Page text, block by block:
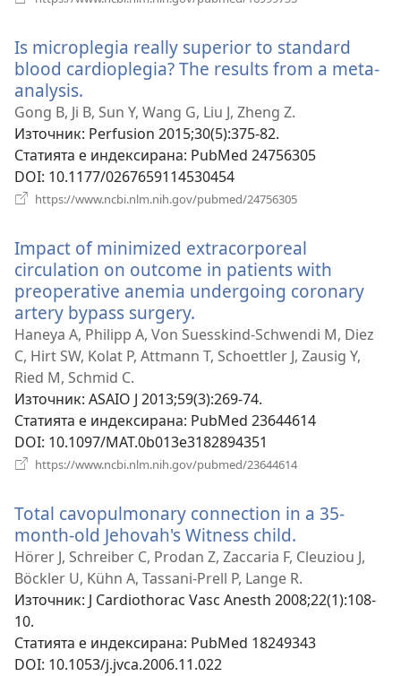
Is microplegia really superior to standard
blood cardioplegia? The results from a meta-
analysis.
нов
прозорец)
Gong B, Ji B, Sun Y, Wang G, Liu J, Zheng Z.
Източник‎: Perfusion 2015;30(5):375-82.
Статията е индексирана‎: PubMed 24756305
DOI‎: 10.1177/0267659114530454
https://www.ncbi.nlm.nih.gov/pubmed/24756305
Impact of minimized extracorporeal
circulation on outcome in patients with
preoperative anemia undergoing coronary
artery bypass surgery.
нов
прозорец)
Haneya A, Philipp A, Von Suesskind-Schwendi M, Diez
C, Hirt SW, Kolat P, Attmann T, Schoettler J, Zausig Y,
Ried M, Schmid C.
Източник‎: ASAIO J 2013;59(3):269-74.
Статията е индексирана‎: PubMed 23644614
DOI‎: 10.1097/MAT.0b013e3182894351
https://www.ncbi.nlm.nih.gov/pubmed/23644614
Total cavopulmonary connection in a 35-
month-old Jehovah's Witness child.
нов
прозорец)
Hörer J, Schreiber C, Prodan Z, Zaccaria F, Cleuziou J,
Böckler U, Kühn A, Tassani-Prell P, Lange R.
Източник‎: J Cardiothorac Vasc Anesth 2008;22(1):108-
10.
Статията е индексирана‎: PubMed 18249343
DOI‎: 10.1053/j.jvca.2006.11.022